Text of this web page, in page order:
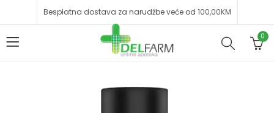
Besplatna dostava za narudžbe veće od 100,00KM
0